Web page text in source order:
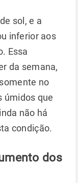
sol, e a
inferior aos
Essa
da semana,
no
úmidos que
não há
condição.
dos